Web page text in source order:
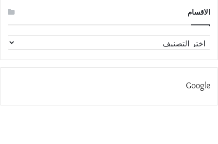
الاقسام
الاقسام
Google